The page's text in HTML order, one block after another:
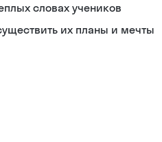
словах учеников
их планы и мечты